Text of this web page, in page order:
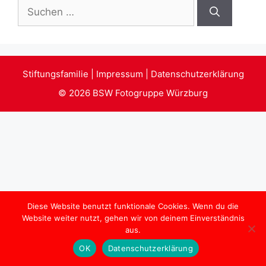
nach:
Stiftungsfamilie Impressum
Datenschutzerklärung
© 2026 BSW Fotogruppe Würzburg
Diese Website benutzt funktionale Cookies. Wenn du die
Website weiter nutzt, gehen wir von deinem Einverständnis
aus.
OK
Datenschutzerklärung